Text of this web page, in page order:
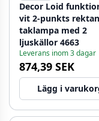
Decor Loid
vit 2-punkts
taklampa med 2
ljuskällor 4663
Leverans inom 3 dagar
874,39 SEK
Lägg i